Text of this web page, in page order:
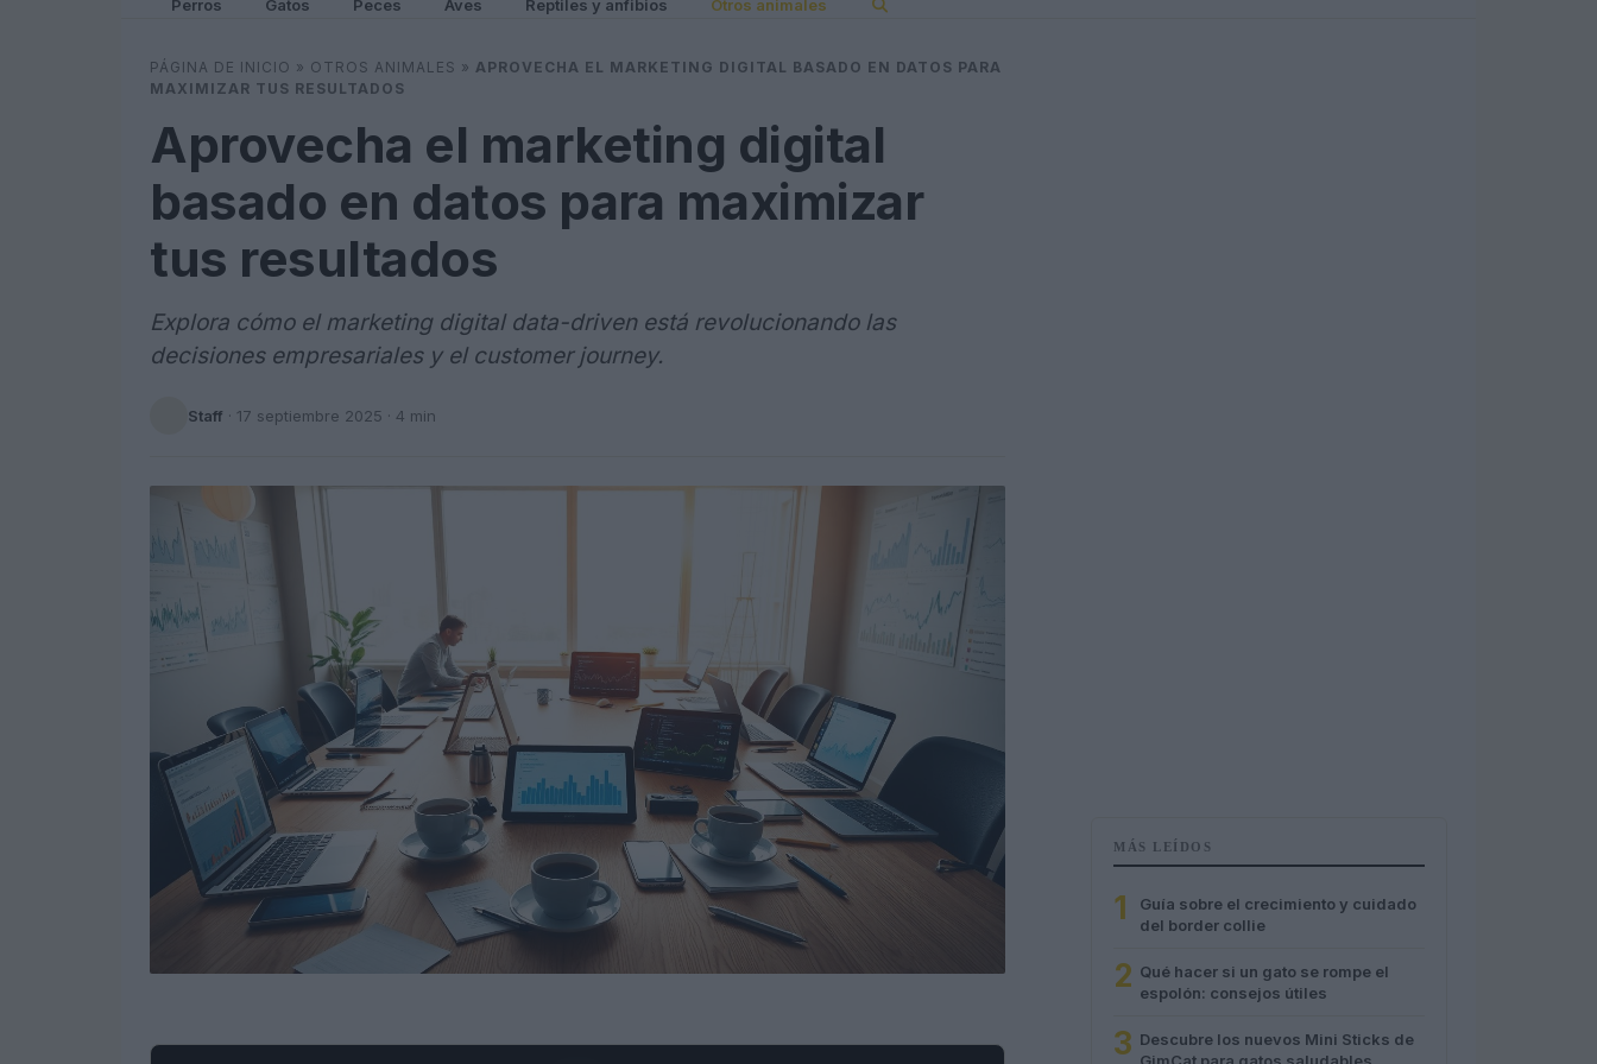
Perros Gatos Peces Aves Reptiles y anfibios Otros animales
PÁGINA DE INICIO » OTROS ANIMALES » APROVECHA EL MARKETING DIGITAL BASADO EN DATOS PARA
MAXIMIZAR TUS RESULTADOS
Aprovecha el marketing digital
basado en datos para maximizar
tus resultados
Explora cómo el marketing digital data-driven está revolucionando las
decisiones empresariales y el customer journey.
Staff · 17 septiembre 2025 · 4 min
MÁS LEÍDOS
1
Guía sobre el crecimiento y cuidado
del border collie
2 Qué hacer si un gato se rompe el
espolón: consejos útiles
3 Descubre los nuevos Mini Sticks de